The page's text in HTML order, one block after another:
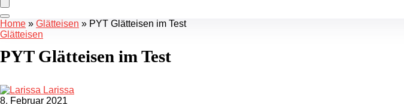
Home » Glätteisen » PYT Glätteisen im Test
Glätteisen
PYT Glätteisen im Test
Larissa
8. Februar 2021